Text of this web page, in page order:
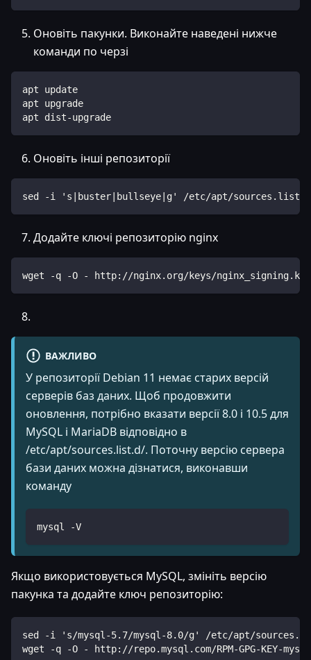
Оновіть пакунки. Виконайте наведені нижче
команди по черзі
apt update
apt upgrade
apt dist-upgrade
Оновіть інші репозиторії
sed -i 's|buster|bullseye|g' /etc/apt/
Додайте ключі репозиторію nginx
wget -q -O - http://nginx.org/keys/
ВАЖЛИВО
У репозиторії Debian 11 немає старих версій
серверів баз даних. Щоб продовжити
оновлення, потрібно вказати версії 8.0 і 10.5 для
MySQL і MariaDB відповідно в
/etc/apt/sources.list.d/. Поточну версію сервера
бази даних можна дізнатися, виконавши
команду
mysql -V
Якщо використовується MySQL, змініть версію
пакунка та додайте ключ репозиторію:
sed -i 's/mysql-5.7/mysql-8.0/g' /etc/apt/
wget -q -O - http://repo.mysql.com/RPM-GPG-KEY-